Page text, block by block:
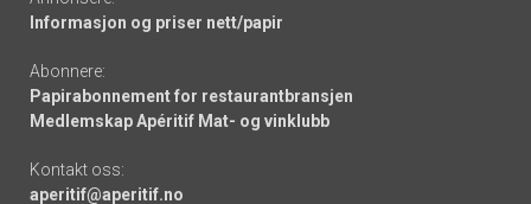
Informasjon og priser nett/papir
Abonnere:
Papirabonnement for restaurantbransjen
Medlemskap Apéritif Mat- og vinklubb
Kontakt oss:
aperitif@aperitif.no